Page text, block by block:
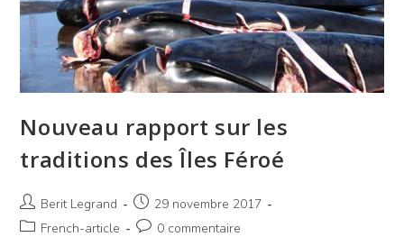
Nouveau rapport sur les
traditions des Îles Féroé
Berit Legrand
29 novembre 2017
French-article
0 commentaire